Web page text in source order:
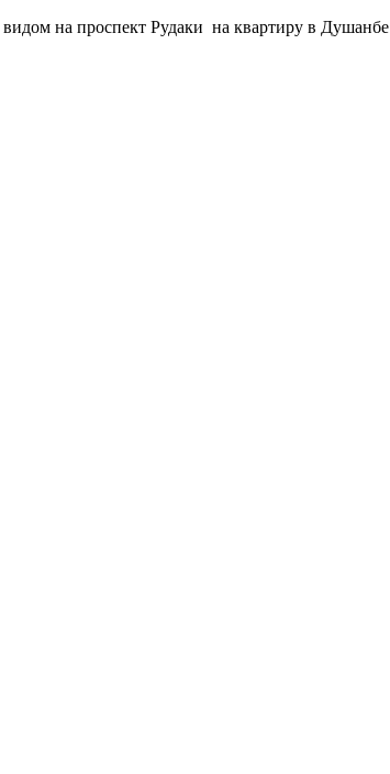
на проспект Рудаки на квартиру в Душанбе